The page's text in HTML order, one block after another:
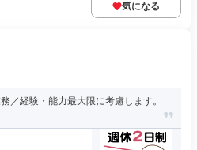
気になる
／経験・能力最大限に考慮します。